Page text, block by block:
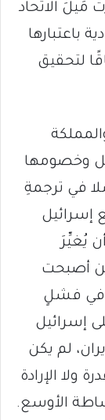
مَيلَ الاتحاد
باعتبارها
لتحقيق
وخصومها
(أكتوبر) 2023، فشلا في ترجمةِ
إسرائيل
يُغيِّرَ
أصبحت
في فشلٍ
إسرائيل
لم يكن
ولا الإرادة
الأوسع.